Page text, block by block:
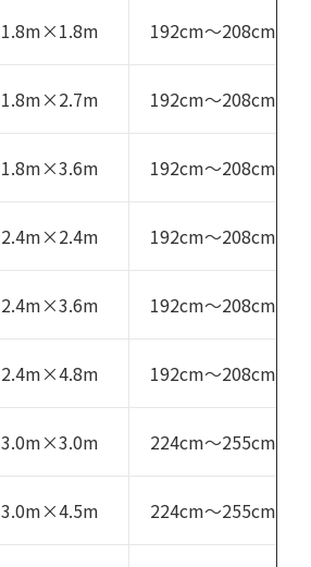
1.8m×1.8m 192cm～208cm
1.8m×2.7m 192cm～208cm
1.8m×3.6m 192cm～208cm
2.4m×2.4m 192cm～208cm
2.4m×3.6m 192cm～208cm
2.4m×4.8m 192cm～208cm
3.0m×3.0m 224cm～255cm
3.0m×4.5m 224cm～255cm